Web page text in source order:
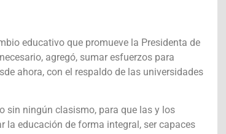
educativo que promueve la Presidenta de
agregó, sumar esfuerzos para
ahora, con el respaldo de las universidades
sin ningún clasismo, para que las y los
la educación de forma integral, ser capaces